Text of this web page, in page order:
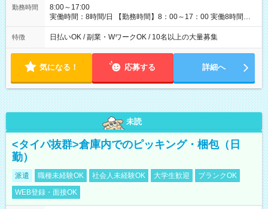
さ：3ヶ月 雇用形態、給与は本採用時と同じです。
勤務時間
8:00～17:00
実働時間：8時間/日 【勤務時間】8：00～17：00 実働8時間／
休憩1時間 ☆週2日～勤務OK！ ☆残業少なめ（月平均1～5時
間） 3か月以内の短期間勤務もOK★ ＊週4日以上働ける方のみ
特徴 日払いOK / 副業・WワークOK / 10名以上の大量募集
気になる！ 応募する 詳細へ
未読
<タイパ抜群>倉庫内でのピッキング・梱包（日
勤）
派遣 職種未経験OK 社会人未経験OK 大学生歓迎
ブランクOK
WEB登録・面接OK